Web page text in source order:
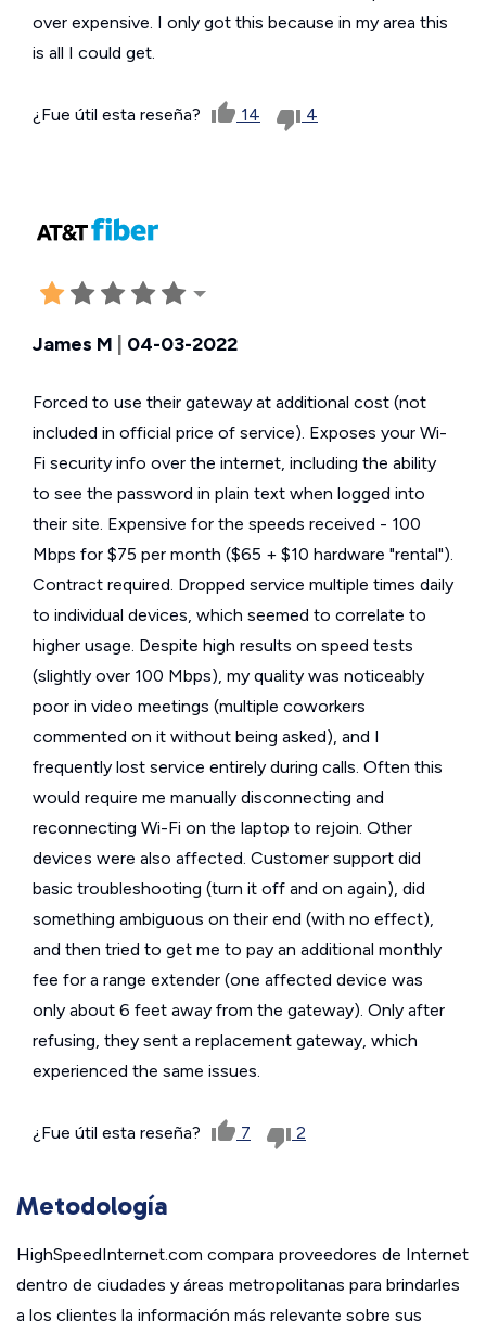
over expensive. I only got this because in my area this
is all I could get.
¿Fue útil esta reseña? 14 4
James M 04-03-2022
Forced to use their gateway at additional cost (not
included in official price of service). Exposes your Wi-
Fi security info over the internet, including the ability
to see the password in plain text when logged into
their site. Expensive for the speeds received - 100
Mbps for $75 per month ($65 + $10 hardware "rental").
Contract required. Dropped service multiple times daily
to individual devices, which seemed to correlate to
higher usage. Despite high results on speed tests
(slightly over 100 Mbps), my quality was noticeably
poor in video meetings (multiple coworkers
commented on it without being asked), and I
frequently lost service entirely during calls. Often this
would require me manually disconnecting and
reconnecting Wi-Fi on the laptop to rejoin. Other
devices were also affected. Customer support did
basic troubleshooting (turn it off and on again), did
something ambiguous on their end (with no effect),
and then tried to get me to pay an additional monthly
fee for a range extender (one affected device was
only about 6 feet away from the gateway). Only after
refusing, they sent a replacement gateway, which
experienced the same issues.
¿Fue útil esta reseña? 7 2
Metodología
HighSpeedInternet.com compara proveedores de Internet
dentro de ciudades y áreas metropolitanas para brindarles
a los clientes la información más relevante sobre sus